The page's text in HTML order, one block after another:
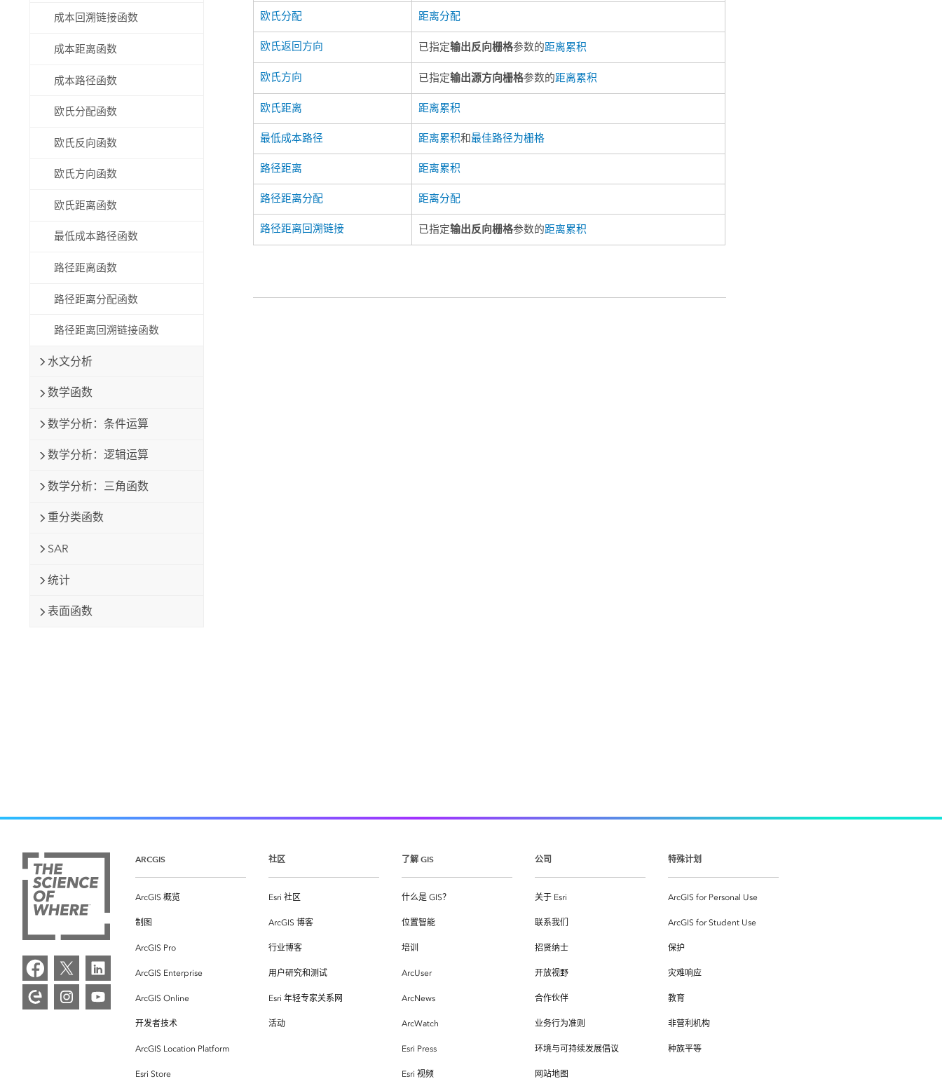
成本回溯链接函数
成本距离函数
成本路径函数
欧氏分配函数
欧氏反向函数
欧氏方向函数
欧氏距离函数
最低成本路径函数
路径距离函数
路径距离分配函数
路径距离回溯链接函数
水文分析
数学函数
数学分析：条件运算
数学分析：逻辑运算
数学分析：三角函数
重分类函数
SAR
统计
表面函数
欧氏分配 距离分配
欧氏返回方向 已指定输出反向栅格参数的距离累积
欧氏方向 已指定输出源方向栅格参数的距离累积
欧氏距离 距离累积
最低成本路径 距离累积和最佳路径为栅格
路径距离 距离累积
路径距离分配 距离分配
路径距离回溯链接 已指定输出反向栅格参数的距离累积
ARCGIS
ArcGIS 概览
制图
ArcGIS Pro
ArcGIS Enterprise
ArcGIS Online
开发者技术
ArcGIS Location Platform
Esri Store
社区
Esri 社区
ArcGIS 博客
行业博客
用户研究和测试
Esri 年轻专家关系网
活动
了解 GIS
什么是 GIS？
位置智能
培训
ArcUser
ArcNews
ArcWatch
Esri Press
Esri 视频
公司
关于 Esri
联系我们
招贤纳士
开放视野
合作伙伴
业务行为准则
环境与可持续发展倡议
网站地图
特殊计划
ArcGIS for Personal Use
ArcGIS for Student Use
保护
灾难响应
教育
非营利机构
种族平等